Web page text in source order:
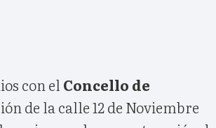
con el Concello de
de la calle 12 de Noviembre